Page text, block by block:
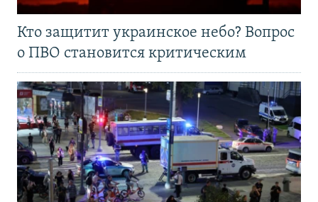
Кто защитит украинское небо? Вопрос
о ПВО становится критическим